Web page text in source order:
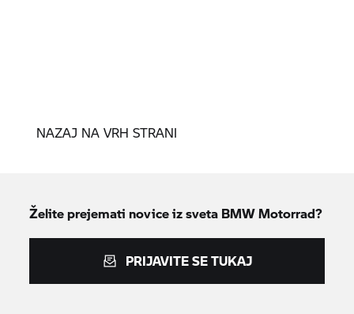
NAZAJ NA VRH STRANI
Želite prejemati novice iz sveta BMW Motorrad?
PRIJAVITE SE TUKAJ